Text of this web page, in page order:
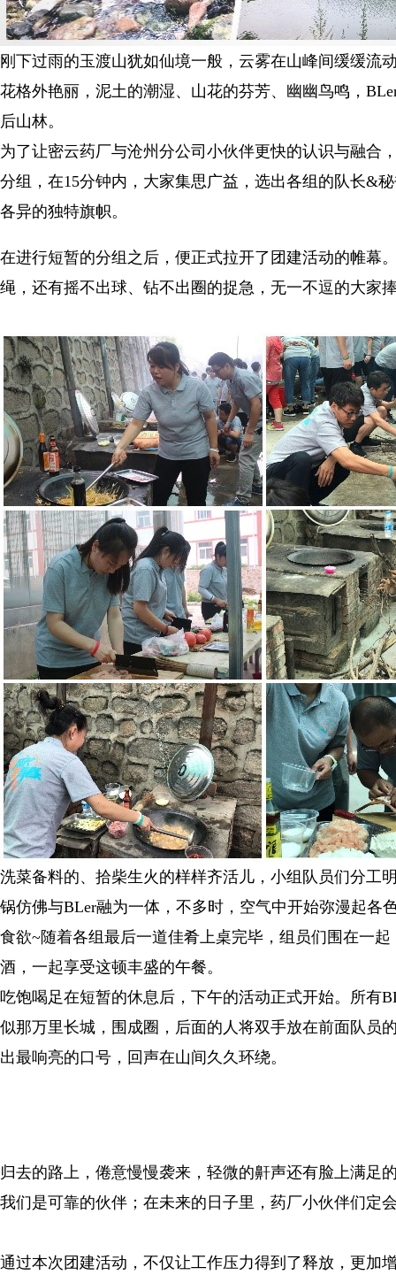
刚下过雨的玉渡山犹如仙境一般，云雾在山峰间缓缓流
花格外艳丽，泥土的潮湿、山花的芬芳、幽幽鸟鸣，
后山林。
为了让密云药厂与沧州分公司小伙伴更快的认识与融合
分组，在15分钟内，大家集思广益，选出各组的队长&
各异的独特旗帜。
在进行短暂的分组之后，便正式拉开了团建活动的帷幕
绳，还有摇不出球、钻不出圈的捉急，无一不逗的大家
洗菜备料的、拾柴生火的样样齐活儿，小组队员们分工
锅仿佛与BLer融为一体，不多时，空气中开始弥漫起各
食欲~随着各组最后一道佳肴上桌完毕，组员们围在一起
酒，一起享受这顿丰盛的午餐。
吃饱喝足在短暂的休息后，下午的活动正式开始。所有
似那万里长城，围成圈，后面的人将双手放在前面队员
出最响亮的口号，回声在山间久久环绕。
归去的路上，倦意慢慢袭来，轻微的鼾声还有脸上满足
我们是可靠的伙伴；在未来的日子里，药厂小伙伴们定
通过本次团建活动，不仅让工作压力得到了释放，更加